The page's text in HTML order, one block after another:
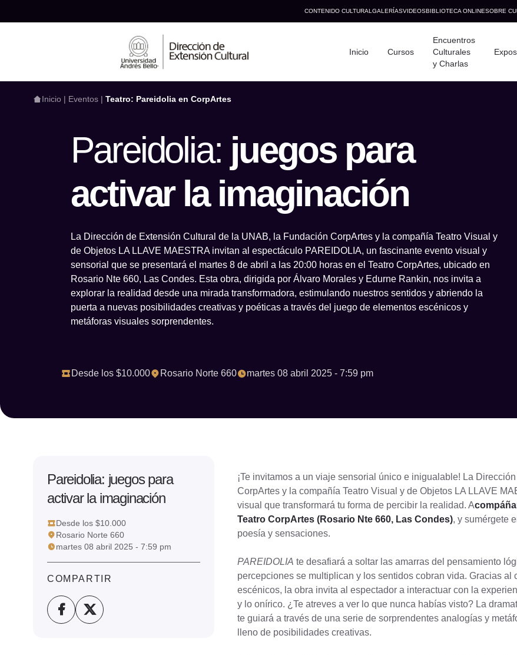
CONTENIDO CULTURAL GALERÍASVIDEOSBIBLIOTECA ONLINESOBRE
Inicio Cursos
Encuentros
Culturales
y Charlas
¿Qué estás buscando hoy?
Inicio | Eventos | Teatro: Pareidolia en CorpArtes
Pareidolia: juegos para
activar la imaginación
La Dirección de Extensión Cultural de la UNAB, la Fundación CorpArtes y la compañía Teatro Visual y
de Objetos LA LLAVE MAESTRA invitan al espectáculo PAREIDOLIA, un fascinante evento visual y
sensorial que se presentará el martes 8 de abril a las 20:00 horas en el Teatro CorpArtes, ubicado en
Rosario Nte 660, Las Condes. Esta obra, dirigida por Álvaro Morales y Edurne Rankin, nos invita a
explorar la realidad desde una mirada transformadora, estimulando nuestros sentidos y abriendo la
puerta a nuevas posibilidades creativas y poéticas a través del juego de elementos escénicos y
metáforas visuales sorprendentes.
Desde los $10.000 Rosario Norte 660 martes 08 abril 2025 - 7:59 pm
Pareidolia: juegos para
activar la imaginación
Desde los $10.000
Rosario Norte 660
martes 08 abril 2025 - 7:59 pm
COMPARTIR
¡Te invitamos a un viaje sensorial único e inigualable! La
CorpArtes y la compañía Teatro Visual y de Objetos LA LLAVE
visual que transformará tu forma de percibir la realidad. A
Teatro CorpArtes (Rosario Nte 660, Las Condes), y sumérgete
poesía y sensaciones.
PAREIDOLIA te desafiará a soltar las amarras del pensamiento
percepciones se multiplican y los sentidos cobran vida. Gracias
escénicos, la obra invita al espectador a interactuar con la
y lo onírico. ¿Te atreves a ver lo que nunca habías visto? La
te guiará a través de una serie de sorprendentes analogías y
lleno de posibilidades creativas.